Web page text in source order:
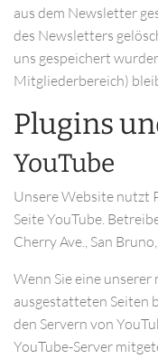
aus dem Newsletter
des Newsletters
uns gespeichert
Mitgliederbereich)
Plugins
YouTube
Unsere Website nutzt
Seite YouTube.
Cherry Ave., San
Wenn Sie eine
ausgestatteten Seiten
den Servern von
YouTube-Server